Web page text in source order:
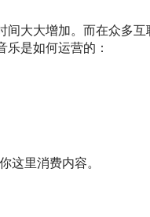
间大大增加。而在众多
是如何运营的：
这里消费内容。